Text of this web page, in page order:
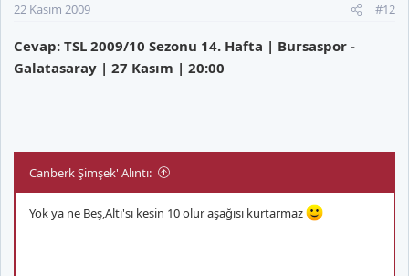
22 Kasım 2009 #12
Cevap: TSL 2009/10 Sezonu 14. Hafta | Bursaspor -
Galatasaray | 27 Kasım | 20:00
Canberk Şimşek' Alıntı:
Yok ya ne Beş,Altı'sı kesin 10 olur aşağısı kurtarmaz